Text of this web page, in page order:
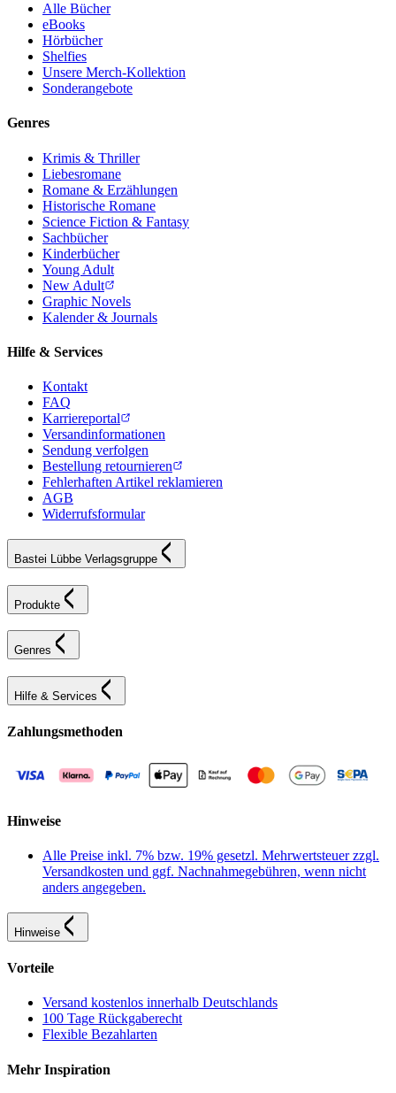
Alle Bücher
eBooks
Hörbücher
Shelfies
Unsere Merch-Kollektion
Sonderangebote
Genres
Krimis & Thriller
Liebesromane
Romane & Erzählungen
Historische Romane
Science Fiction & Fantasy
Sachbücher
Kinderbücher
Young Adult
New Adult
Graphic Novels
Kalender & Journals
Hilfe & Services
Kontakt
FAQ
Karriereportal
Versandinformationen
Sendung verfolgen
Bestellung retournieren
Fehlerhaften Artikel reklamieren
AGB
Widerrufsformular
Bastei Lübbe Verlagsgruppe
Produkte
Genres
Hilfe & Services
Zahlungsmethoden
Hinweise
Alle Preise inkl. 7% bzw. 19% gesetzl. Mehrwertsteuer zzgl.
Versandkosten und ggf. Nachnahmegebühren, wenn nicht
anders angegeben.
Hinweise
Vorteile
Versand kostenlos innerhalb Deutschlands
100 Tage Rückgaberecht
Flexible Bezahlarten
Mehr Inspiration